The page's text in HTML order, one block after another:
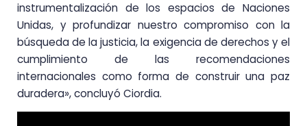
instrumentalización de los espacios de Naciones
Unidas, y profundizar nuestro compromiso con la
búsqueda de la justicia, la exigencia de derechos y el
cumplimiento de las recomendaciones
internacionales como forma de construir una paz
duradera», concluyó Ciordia.